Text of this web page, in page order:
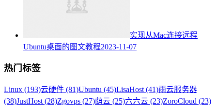
实现从Mac连接远程
Ubuntu桌面的图文教程2023-11-07
热门标签
Linux (193)云硬件 (81)Ubuntu (45)LisaHost (41)雨云服务器
(38)JustHost (28)Zgovps (27)荫云 (25)六六云 (23)ZoroCloud (23)